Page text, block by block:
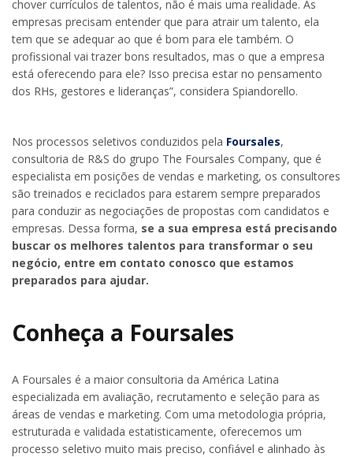
chover currículos de talentos, não é mais uma realidade. As
empresas precisam entender que para atrair um talento, ela
tem que se adequar ao que é bom para ele também. O
profissional vai trazer bons resultados, mas o que a empresa
está oferecendo para ele? Isso precisa estar no pensamento
dos RHs, gestores e lideranças”, considera Spiandorello.
Nos processos seletivos conduzidos pela Foursales,
consultoria de R&S do grupo The Foursales Company, que é
especialista em posições de vendas e marketing, os consultores
são treinados e reciclados para estarem sempre preparados
para conduzir as negociações de propostas com candidatos e
empresas. Dessa forma, se a sua empresa está precisando
buscar os melhores talentos para transformar o seu
negócio, entre em contato conosco que estamos
preparados para ajudar.
Conheça a Foursales
A Foursales é a maior consultoria da América Latina
especializada em avaliação, recrutamento e seleção para as
áreas de vendas e marketing. Com uma metodologia própria,
estruturada e validada estatisticamente, oferecemos um
processo seletivo muito mais preciso, confiável e alinhado às